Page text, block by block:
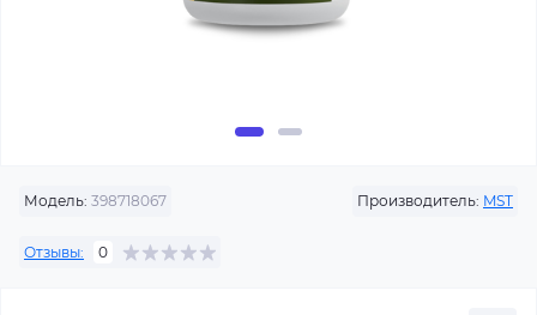
Модель: 398718067 Производитель: MST
Отзывы: 0